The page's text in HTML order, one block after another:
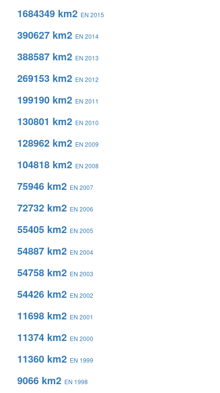
1684349 km2 EN 2015
390627 km2 EN 2014
388587 km2 EN 2013
269153 km2 EN 2012
199190 km2 EN 2011
130801 km2 EN 2010
128962 km2 EN 2009
104818 km2 EN 2008
75946 km2 EN 2007
72732 km2 EN 2006
55405 km2 EN 2005
54887 km2 EN 2004
54758 km2 EN 2003
54426 km2 EN 2002
11698 km2 EN 2001
11374 km2 EN 2000
11360 km2 EN 1999
9066 km2 EN 1998